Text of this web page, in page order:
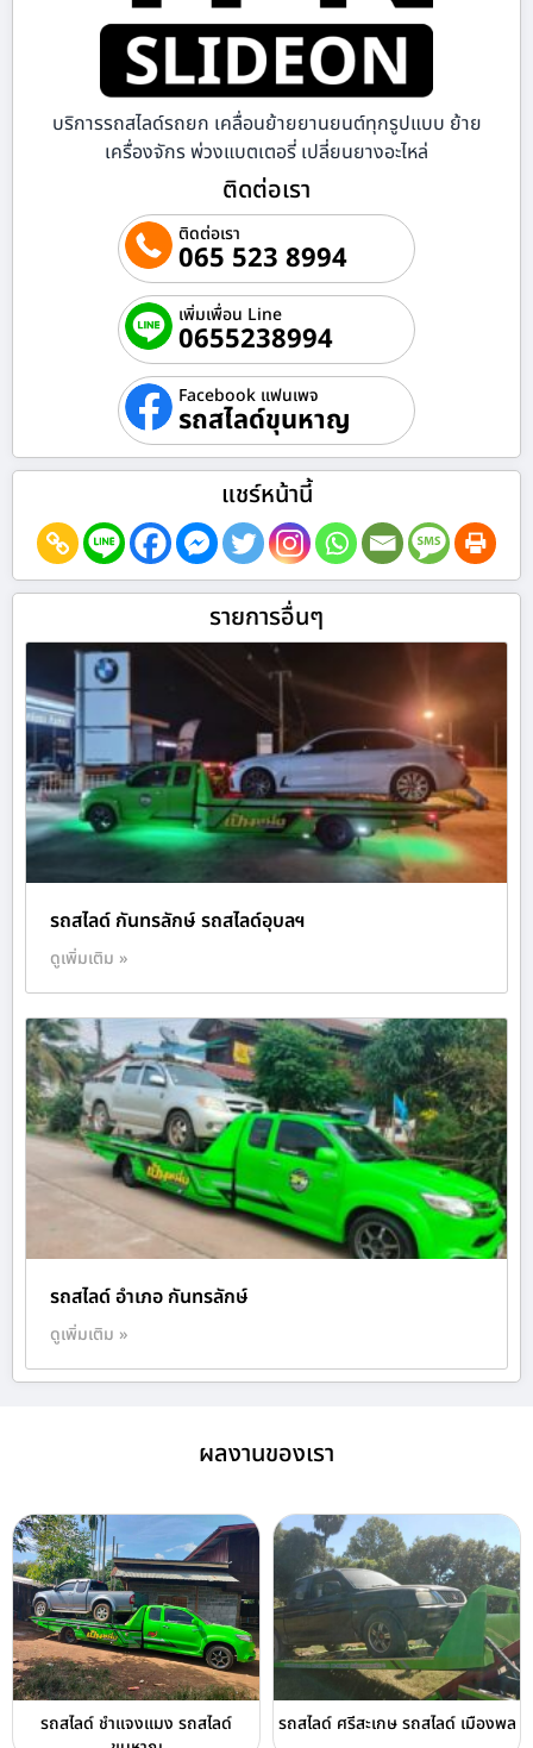
บริการรถสไลด์รถยก เคลื่อนย้ายยานยนต์ทุกรูปแบบ ย้าย
เครื่องจักร พ่วงแบตเตอรี่ เปลี่ยนยางอะไหล่
ติดต่อเรา
ติดต่อเรา
065 523 8994
เพิ่มเพื่อน Line
0655238994
Facebook แฟนเพจ
รถสไลด์ขุนหาญ
แชร์หน้านี้
รายการอื่นๆ
รถสไลด์ กันทรลักษ์ รถสไลด์อุบลฯ
ดูเพิ่มเติม »
รถสไลด์ อำเภอ กันทรลักษ์
ดูเพิ่มเติม »
ผลงานของเรา
รถสไลด์ ชำแจงแมง รถสไลด์
รถสไลด์ ศรีสะเกษ รถสไลด์ เมืองพล